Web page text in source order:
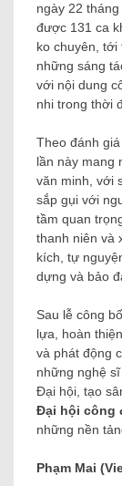
ngày 22
được 131 ca
ko chuyên,
những sáng
với nội dung
nhi trong thời
Theo đánh
lần này mang
văn minh, với
sắp gụi với
tầm quan
thanh niên và
kích, tự
dựng và bảo
Sau lễ công
lựa, hoàn
và phát động
những nghệ
Đại hội, tạo
Đại hội công
những nền
Phạm Mai